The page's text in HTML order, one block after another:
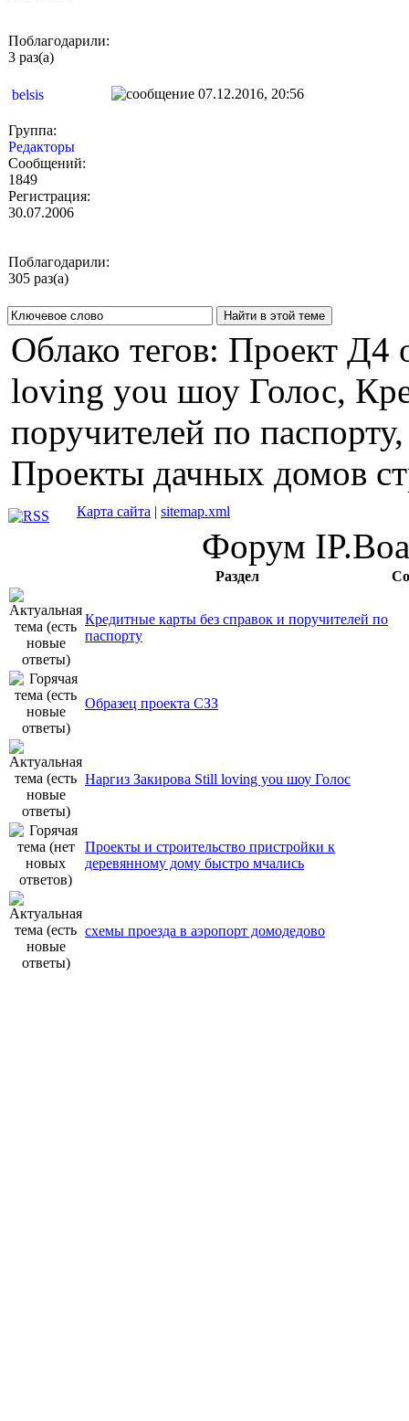
Поблагодарили:
3 раз(а)
belsis 07.12.2016, 20:56
Группа:
Редакторы
Сообщений:
1849
Регистрация:
30.07.2006
Поблагодарили:
305 раз(а)
Облако тегов: Проект Д4
loving you шоу Голос,
поручителей по
Проекты дачных домов
Карта сайта | sitemap.xml
Форум
Раздел
Кредитные карты без справок и поручителей по
паспорту
Образец проекта СЗЗ
Наргиз Закирова Still loving you шоу Голос
Проекты и строительство пристройки к
деревянному дому быстро мчались
схемы проезда в аэропорт домодедово